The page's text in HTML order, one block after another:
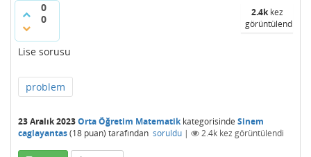
0
0
2.4kkez
görüntülendi
Lise sorusu
problem
23 Aralık 2023Orta Öğretim Matematikkategorisinde Sinem
caglayantas(18 puan) tarafından soruldu | 2.4k kez görüntülendi